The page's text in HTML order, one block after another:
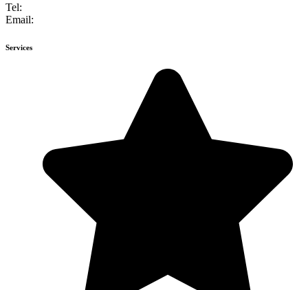
Tel:
Email:
Services